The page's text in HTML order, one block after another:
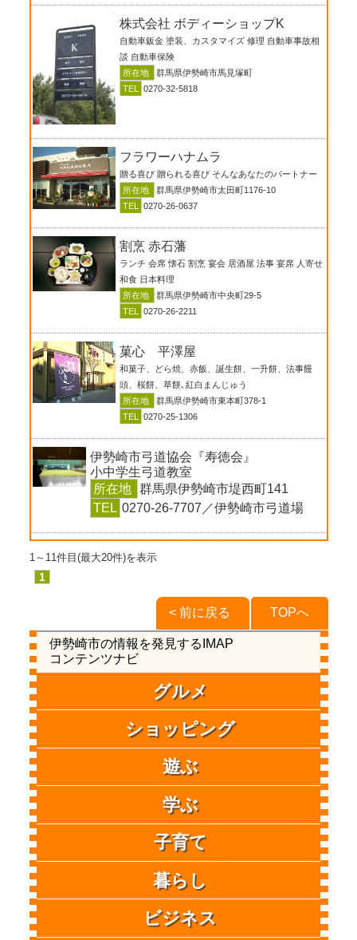
株式会社 ボディーショップK
自動車鈑金 塗装、カスタマイズ 修理 自動車事故相
談 自動車保険
所在地
群馬県伊勢崎市馬見塚町
TEL
0270-32-5818
フラワーハナムラ
贈る喜び 贈られる喜び そんなあなたのパートナー
所在地
群馬県伊勢崎市太田町1176-10
TEL
0270-26-0637
割烹 赤石藩
ランチ 会席 懐石 割烹 宴会 居酒屋 法事 宴席 人寄せ
和食 日本料理
所在地
群馬県伊勢崎市中央町29-5
TEL
0270-26-2211
菓心 平澤屋
和菓子、どら焼、赤飯、誕生餅、一升餅、法事饅
頭、桜餅、草餅､紅白まんじゅう
所在地
群馬県伊勢崎市東本町378-1
TEL
0270-25-1306
伊勢崎市弓道協会『寿徳会』
小中学生弓道教室
所在地 群馬県伊勢崎市堤西町141
TEL 0270-26-7707／伊勢崎市弓道場
1～11件目(最大20件)を表示
1
TOPへ
< 前に戻る
伊勢崎市の情報を発見するIMAP
コンテンツナビ
グルメ
ショッピング
遊ぶ
学ぶ
子育て
暮らし
ビジネス